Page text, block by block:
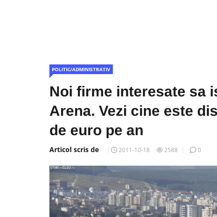
POLITIC/ADMINISTRATIV
Noi firme interesate sa
Arena. Vezi cine este
de euro pe an
Articol scris de 2011-10-18 2588 0